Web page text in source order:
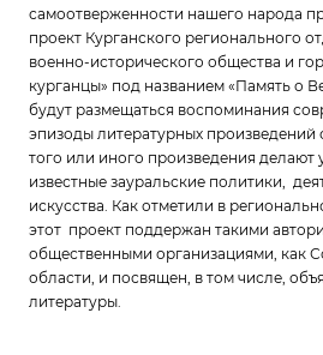
самоотверженности нашего народа
проект Курганского регионального
военно-исторического общества и
курганцы» под названием «Память о
будут размещаться воспоминания
эпизоды литературных
того или иного произведения делают
известные зауральские политики,
искусства. Как отметили в
этот проект поддержан такими
общественными организациями, как
области, и посвящен, в том числе,
литературы.